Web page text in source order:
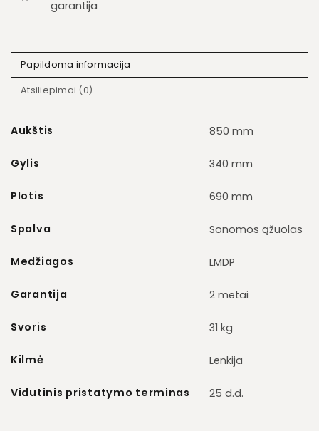
garantija
Papildoma informacija
Atsiliepimai (0)
Aukštis 850 mm
Gylis 340 mm
Plotis 690 mm
Spalva Sonomos ąžuolas
Medžiagos LMDP
Garantija 2 metai
Svoris 31 kg
Kilmė Lenkija
Vidutinis pristatymo terminas 25 d.d.